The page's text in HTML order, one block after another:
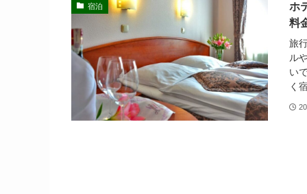
宿泊
ホ
料
旅
ル
い
く